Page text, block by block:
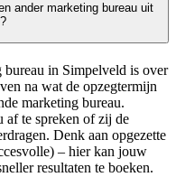
ander marketing bureau uit
bureau in Simpelveld is over
na wat de opzegtermijn
marketing bureau.
af te spreken of zij de
Denk aan opgezette
– hier kan jouw
resultaten te boeken.